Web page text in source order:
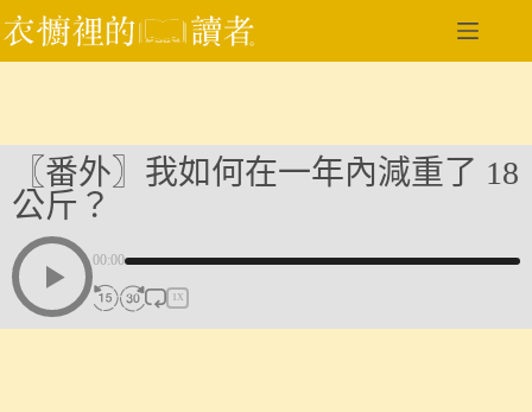
跳
至
〖番外〗我如何在一年內減重了 18
公斤？
00:00
1X